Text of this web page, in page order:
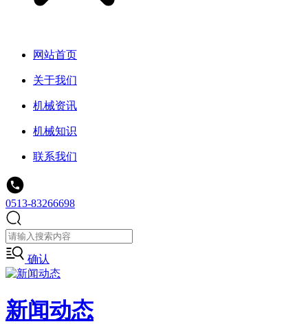
网站首页
关于我们
机械资讯
机械知识
联系我们
0513-83266698
确认
新闻动态